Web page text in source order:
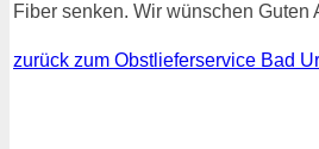
Fiber senken. Wir wünschen Guten
zurück zum Obstlieferservice Bad